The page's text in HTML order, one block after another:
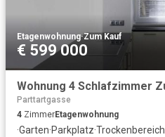
Etagenwohnung·Zum Kauf
€ 599 000
Parttartgasse
4 ZimmerEtagenwohnung
·Garten·Parkplatz·Trockenbereich